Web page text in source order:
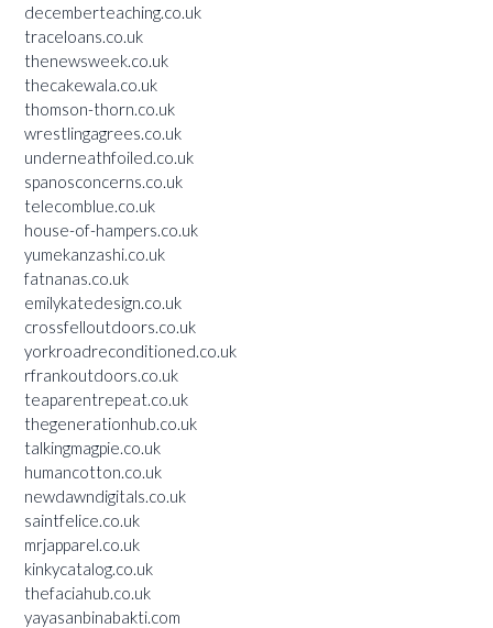
decemberteaching.co.uk
traceloans.co.uk
thenewsweek.co.uk
thecakewala.co.uk
thomson-thorn.co.uk
wrestlingagrees.co.uk
underneathfoiled.co.uk
spanosconcerns.co.uk
telecomblue.co.uk
house-of-hampers.co.uk
yumekanzashi.co.uk
fatnanas.co.uk
emilykatedesign.co.uk
crossfelloutdoors.co.uk
yorkroadreconditioned.co.uk
rfrankoutdoors.co.uk
teaparentrepeat.co.uk
thegenerationhub.co.uk
talkingmagpie.co.uk
humancotton.co.uk
newdawndigitals.co.uk
saintfelice.co.uk
mrjapparel.co.uk
kinkycatalog.co.uk
thefaciahub.co.uk
yayasanbinabakti.com